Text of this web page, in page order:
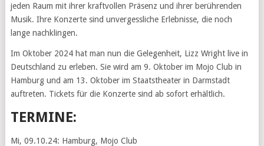
jeden Raum mit ihrer kraftvollen Präsenz und ihrer berührenden
Musik. Ihre Konzerte sind unvergessliche Erlebnisse, die noch
lange nachklingen.
Im Oktober 2024 hat man nun die Gelegenheit, Lizz Wright live in
Deutschland zu erleben. Sie wird am 9. Oktober im Mojo Club in
Hamburg und am 13. Oktober im Staatstheater in Darmstadt
auftreten. Tickets für die Konzerte sind ab sofort erhältlich.
TERMINE:
Mi, 09.10.24: Hamburg, Mojo Club